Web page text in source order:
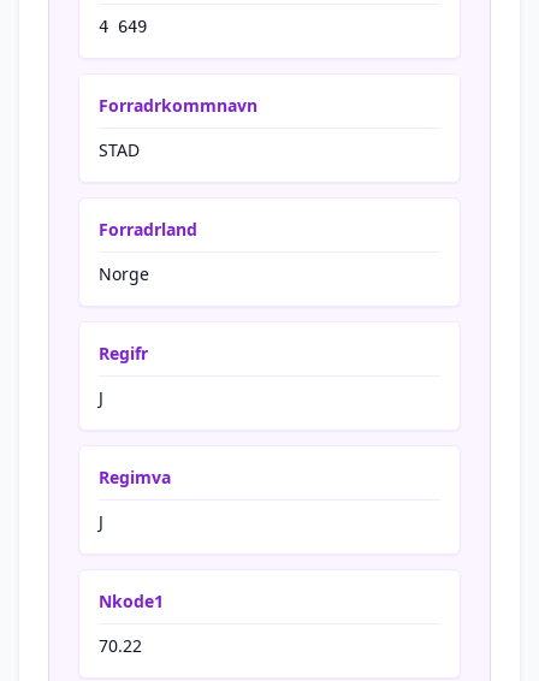
4 649
Forradrkommnavn
STAD
Forradrland
Norge
Regifr
J
Regimva
J
Nkode1
70.22